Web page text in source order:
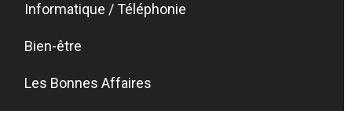
Informatique / Téléphonie
Bien-être
Les Bonnes Affaires